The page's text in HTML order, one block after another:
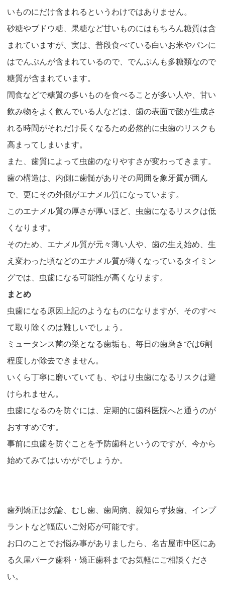
いものにだけ含まれるというわけではありません。
砂糖やブドウ糖、果糖など甘いものにはもちろん糖質は含
まれていますが、実は、普段食べている白いお米やパンに
はでんぷんが含まれているので、でんぷんも多糖類なので
糖質が含まれています。
間食などで糖質の多いものを食べることが多い人や、甘い
飲み物をよく飲んでいる人などは、歯の表面で酸が生成さ
れる時間がそれだけ長くなるため必然的に虫歯のリスクも
高まってしまいます。
また、歯質によって虫歯のなりやすさが変わってきます。
歯の構造は、内側に歯髄がありその周囲を象牙質が囲ん
で、更にその外側がエナメル質になっています。
このエナメル質の厚さが厚いほど、虫歯になるリスクは低
くなります。
そのため、エナメル質が元々薄い人や、歯の生え始め、生
え変わった頃などのエナメル質が薄くなっているタイミン
グでは、虫歯になる可能性が高くなります。
まとめ
虫歯になる原因上記のようなものになりますが、そのすべ
て取り除くのは難しいでしょう。
ミュータンス菌の巣となる歯垢も、毎日の歯磨きでは6割
程度しか除去できません。
いくら丁寧に磨いていても、やはり虫歯になるリスクは避
けられません。
虫歯になるのを防ぐには、定期的に歯科医院へと通うのが
おすすめです。
事前に虫歯を防ぐことを予防歯科というのですが、今から
始めてみてはいかがでしょうか。
歯列矯正は勿論、むし歯、歯周病、親知らず抜歯、インプ
ラントなど幅広いご対応が可能です。
お口のことでお悩み事がありましたら、名古屋市中区にあ
る久屋パーク歯科・矯正歯科までお気軽にご相談くださ
い。